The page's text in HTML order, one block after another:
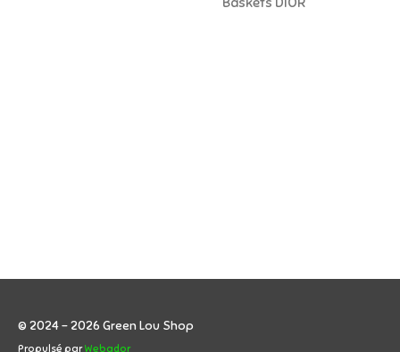
© 2024 - 2026 Green Lou Shop
Propulsé parWebador